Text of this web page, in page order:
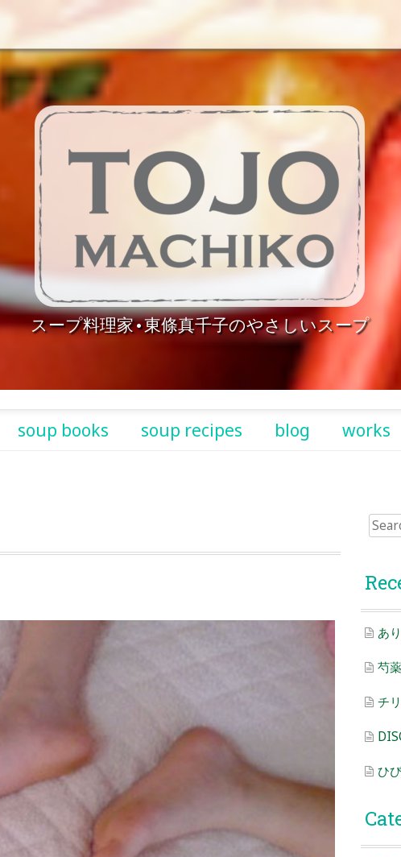
スープ料理家•東條真千子のやさしいスープ
soup books soup recipes blog works
Search
for:
あ
芍
チ
ひ